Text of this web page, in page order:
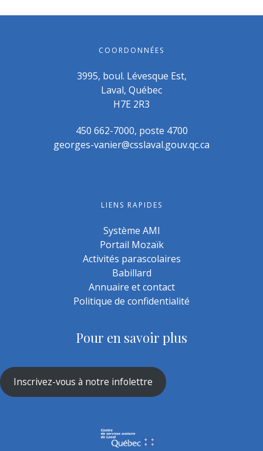
COORDONNÉES
3995, boul. Lévesque Est,
Laval, Québec
H7E 2R3
450 662-7000, poste 4700
georges-vanier@csslaval.gouv.qc.ca
LIENS RAPIDES
Système AMI
Portail Mozaïk
Activités parascolaires
Babillard
Annuaire et contact
Politique de confidentialité
Pour en savoir plus
Inscrivez-vous à notre infolettre